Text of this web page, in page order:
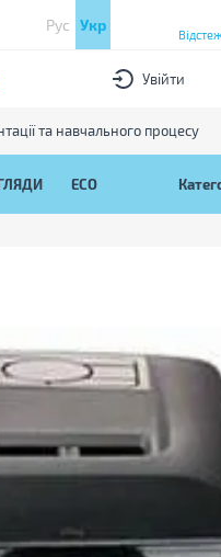
Рус Укр
Увійти
та навчального процесу
ECO